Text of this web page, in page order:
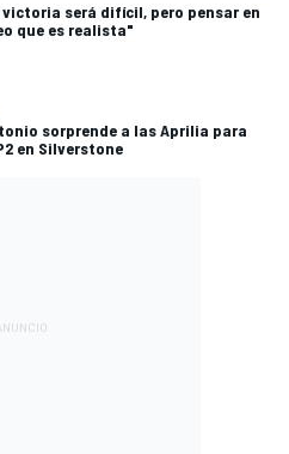
será difícil, pero pensar en
que es realista"
sorprende a las Aprilia para
en Silverstone